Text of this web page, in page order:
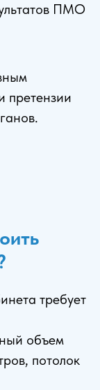
ПМО
претензии
требует
объем
потолок